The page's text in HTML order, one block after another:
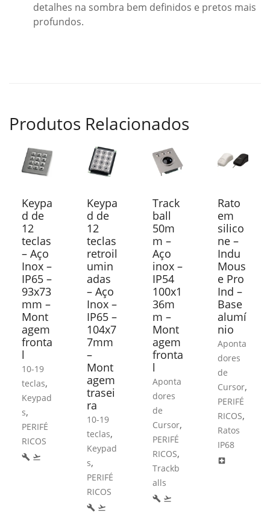
detalhes na sombra bem definidos e pretos mais
profundos.
Produtos Relacionados
Keypa
d de
12
teclas
– Aço
Inox –
IP65 –
93x73
mm –
Mont
agem
fronta
l
10-19
teclas,
Keypad
s,
PERIFÉ
RICOS
build flight_takeoff
Keypa
d de
12
teclas
retroil
umin
adas
– Aço
Inox –
IP65 –
104x7
7mm
–
Mont
agem
trasei
ra
10-19
teclas,
Keypad
s,
PERIFÉ
RICOS
build flight_takeoff
Track
ball
50m
m –
Aço
inox –
IP54
100x1
36m
m –
Mont
agem
fronta
l
Aponta
dores
de
Cursor,
PERIFÉ
RICOS,
Trackb
alls
build flight_takeoff
Rato
em
silico
ne –
Indu
Mous
e Pro
Ind –
Base
alumí
nio
Aponta
dores
de
Cursor,
PERIFÉ
RICOS,
Ratos
IP68
local_hospital